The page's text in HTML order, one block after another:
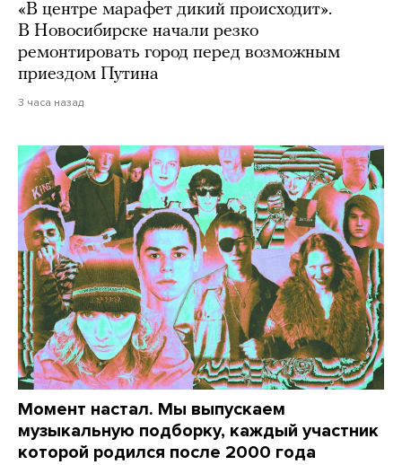
«В центре марафет дикий происходит».
В Новосибирске начали резко
ремонтировать город перед возможным
приездом Путина
3 часа назад
Момент настал. Мы выпускаем
музыкальную подборку, каждый участник
которой родился после 2000 года